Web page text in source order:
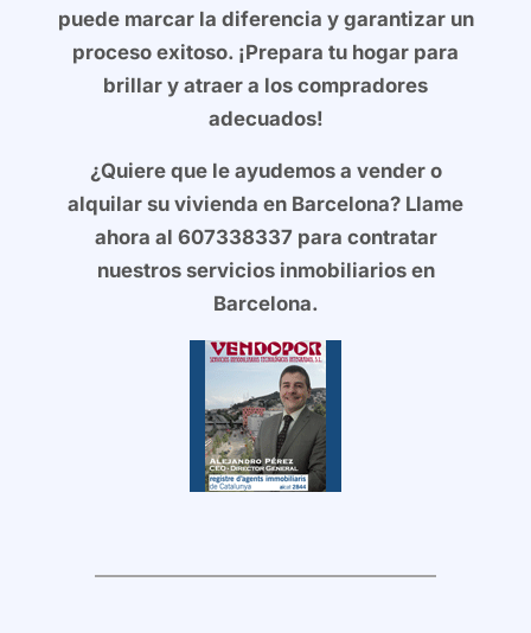
puede marcar la diferencia y garantizar un
proceso exitoso. ¡Prepara tu hogar para
brillar y atraer a los compradores
adecuados!
¿Quiere que le ayudemos a vender o
alquilar su vivienda en Barcelona? Llame
ahora al 607338337 para contratar
nuestros servicios inmobiliarios en
Barcelona.